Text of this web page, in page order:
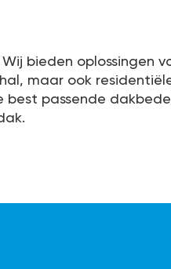
bieden oplossingen
maar ook
passende